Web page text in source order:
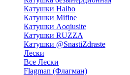
Катушки Haibo
Катушки Mifine
Катушки Aoqiusite
Катушки RUZZA
Катушки @SnastiZdraste
Лески
Все Лески
Flagman (Флагман)